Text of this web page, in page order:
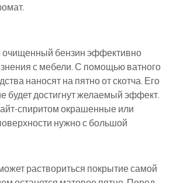
очищенный бензин эффективно
с мебели. С помощью ватного
наносят на пятно от скотча. Его
будет достигнут желаемый эффект.
спиритом окрашенные или
нужно с большой
раствориться покрытие самой